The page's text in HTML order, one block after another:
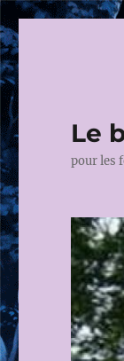
Le
pour les